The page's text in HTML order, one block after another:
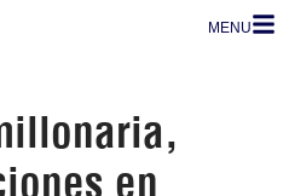
MENU
en